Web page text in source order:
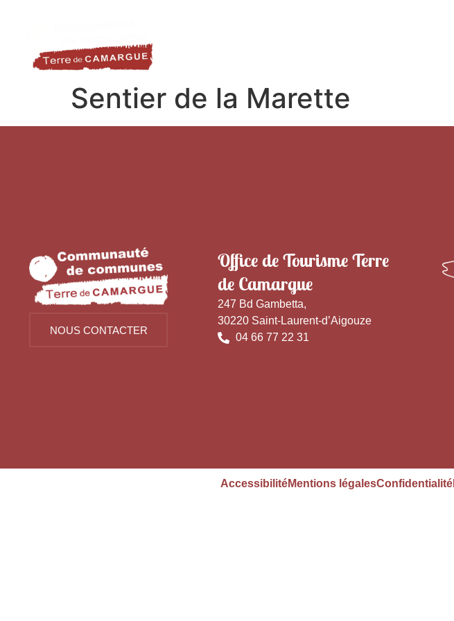
Sentier de la Marette
NOUS CONTACTER
Office de Tourisme Terre
de Camargue
247 Bd Gambetta,
30220 Saint-Laurent-d’Aigouze
04 66 77 22 31
AccessibilitéMentions légalesConfidentialité